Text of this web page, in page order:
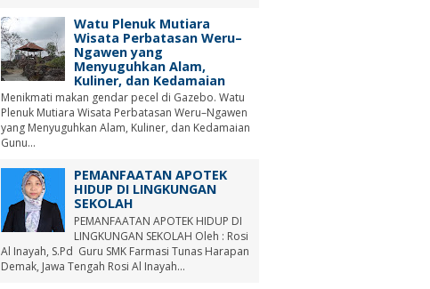
Watu Plenuk Mutiara
Wisata Perbatasan Weru–
Ngawen yang
Menyuguhkan Alam,
Kuliner, dan Kedamaian
Menikmati makan gendar pecel di Gazebo. Watu
Plenuk Mutiara Wisata Perbatasan Weru–Ngawen
yang Menyuguhkan Alam, Kuliner, dan Kedamaian
Gunu...
PEMANFAATAN APOTEK
HIDUP DI LINGKUNGAN
SEKOLAH
PEMANFAATAN APOTEK HIDUP DI
LINGKUNGAN SEKOLAH Oleh : Rosi
Al Inayah, S.Pd Guru SMK Farmasi Tunas Harapan
Demak, Jawa Tengah Rosi Al Inayah...